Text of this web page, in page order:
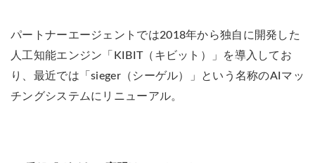
パートナーエージェントでは2018年から独自に開発した
人工知能エンジン「KIBIT（キビット）」を導入してお
り、最近では「sieger（シーゲル）」という名称のAIマッ
チングシステムにリニューアル。